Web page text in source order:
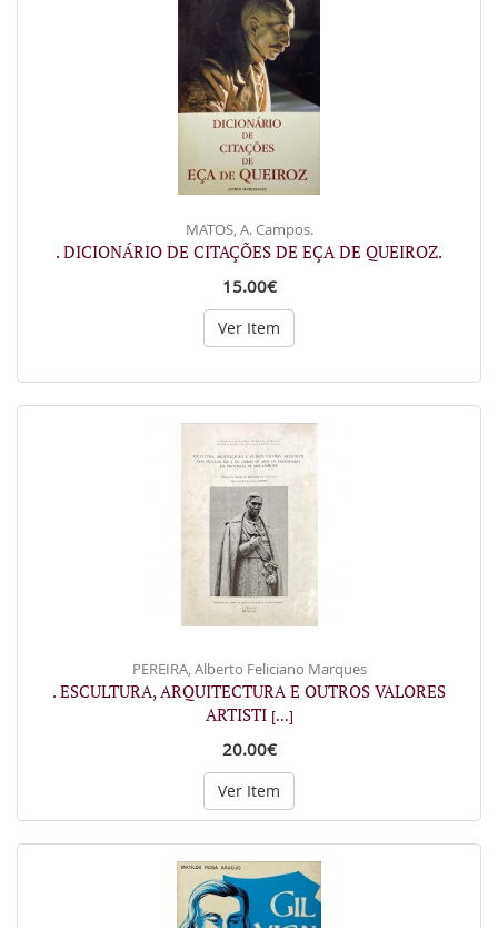
MATOS, A. Campos.
. DICIONÁRIO DE CITAÇÕES DE EÇA DE QUEIROZ.
15.00€
Ver Item
PEREIRA, Alberto Feliciano Marques
. ESCULTURA, ARQUITECTURA E OUTROS VALORES
ARTISTI [...]
20.00€
Ver Item